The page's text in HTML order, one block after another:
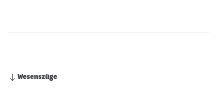
Wesenszüge